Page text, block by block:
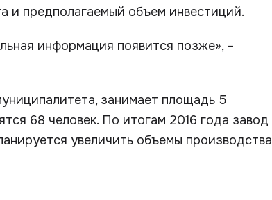
и предполагаемый объем инвестиций.
информация появится позже», –
занимает площадь 5
68 человек. По итогам 2016 года завод
увеличить объемы производства